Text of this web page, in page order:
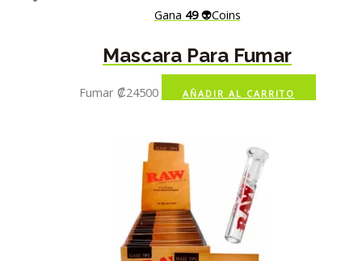
Gana 49👽Coins
Mascara Para Fumar
Fumar ₡24500 AÑADIR AL CARRITO